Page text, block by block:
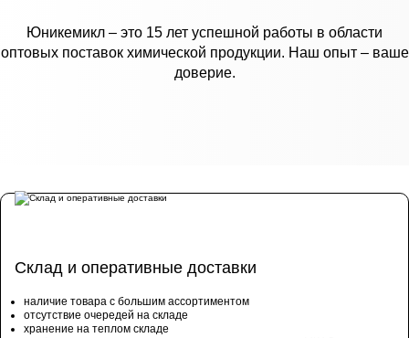
Юникемикл – это 15 лет успешной работы в области
оптовых поставок химической продукции. Наш опыт – ваше
доверие.
Склад и оперативные доставки
наличие товара с большим ассортиментом
отсутствие очередей на складе
хранение на теплом складе